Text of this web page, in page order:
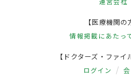
【医療機関の
情報掲載にあたっ
【ドクターズ・ファイ
ログイン